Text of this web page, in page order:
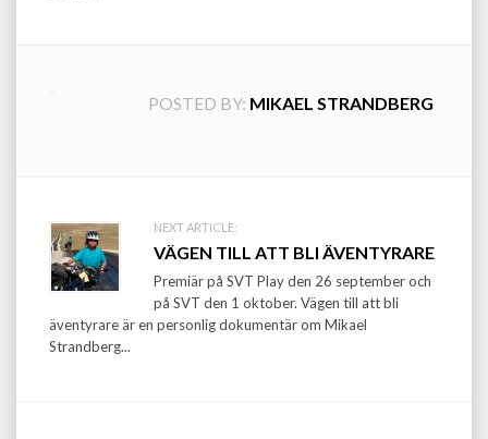
POSTED BY: MIKAEL STRANDBERG
Post
navigation
NEXT ARTICLE:
VÄGEN TILL ATT BLI ÄVENTYRARE
Premiär på SVT Play den 26 september och
på SVT den 1 oktober. Vägen till att bli
äventyrare är en personlig dokumentär om Mikael
Strandberg...